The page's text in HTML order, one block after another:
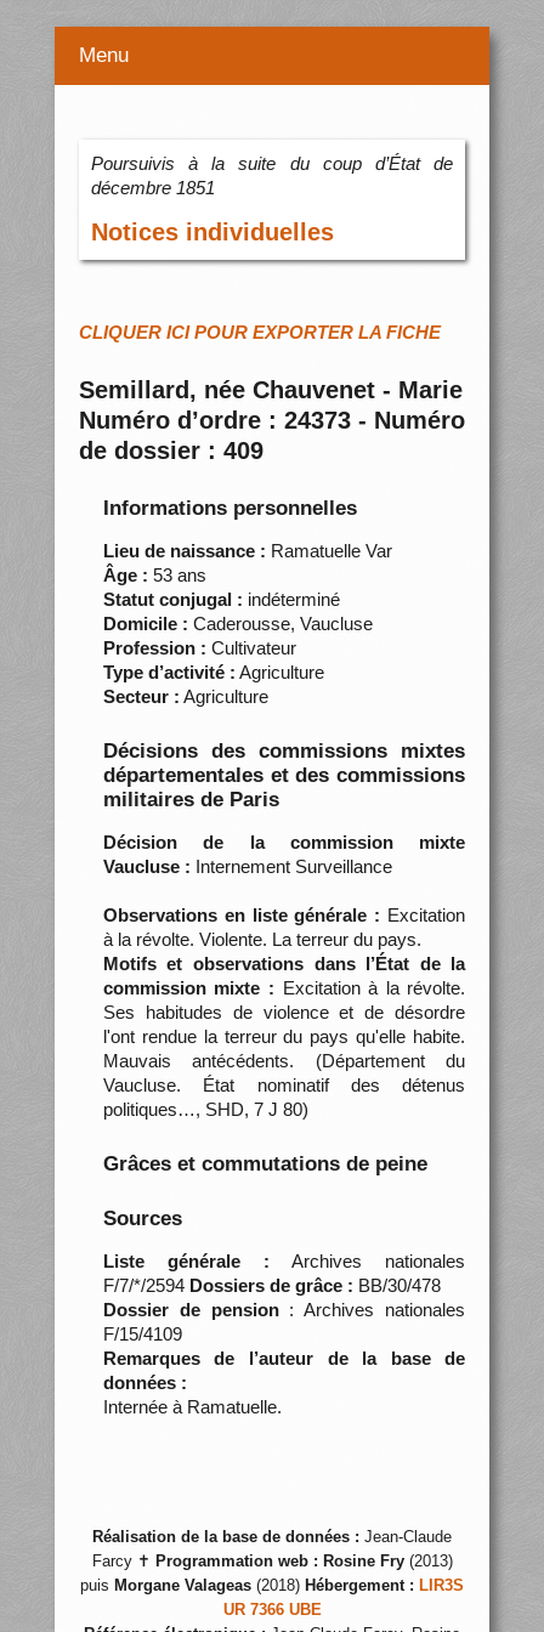
Menu
Poursuivis à la suite du coup d’État de
décembre 1851
Notices individuelles
CLIQUER ICI POUR EXPORTER LA FICHE
Semillard, née Chauvenet - Marie
Numéro d’ordre : 24373 - Numéro
de dossier : 409
Informations personnelles
Lieu de naissance : Ramatuelle Var
Âge : 53 ans
Statut conjugal : indéterminé
Domicile : Caderousse, Vaucluse
Profession : Cultivateur
Type d’activité : Agriculture
Secteur : Agriculture
Décisions des commissions mixtes
départementales et des commissions
militaires de Paris
Décision de la commission mixte
Vaucluse : Internement Surveillance
Observations en liste générale : Excitation
à la révolte. Violente. La terreur du pays.
Motifs et observations dans l’État de la
commission mixte : Excitation à la révolte.
Ses habitudes de violence et de désordre
l'ont rendue la terreur du pays qu'elle habite.
Mauvais antécédents. (Département du
Vaucluse. État nominatif des détenus
politiques…, SHD, 7 J 80)
Grâces et commutations de peine
Sources
Liste générale : Archives nationales
F/7/*/2594 Dossiers de grâce : BB/30/478
Dossier de pension: Archives nationales
F/15/4109
Remarques de l’auteur de la base de
données :
Internée à Ramatuelle.
Réalisation de la base de données : Jean-Claude
Farcy ✝ Programmation web : Rosine Fry(2013)
puis Morgane Valageas (2018) Hébergement : LIR3S
UR 7366 UBE